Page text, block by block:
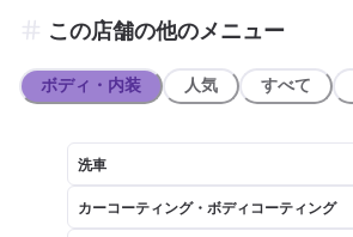
この店舗の他のメニュー
ボディ・内装 人気 すべて
洗車
カーコーティング・ボディコーティング